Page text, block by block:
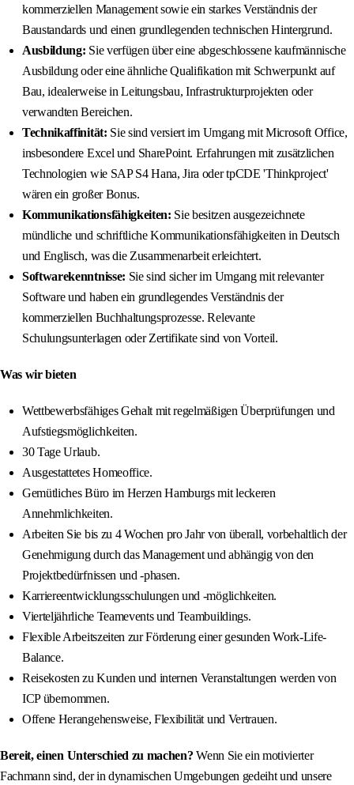
kommerziellen Management sowie ein starkes Verständnis der
Baustandards und einen grundlegenden technischen Hintergrund.
Ausbildung: Sie verfügen über eine abgeschlossene kaufmännische
Ausbildung oder eine ähnliche Qualifikation mit Schwerpunkt auf
Bau, idealerweise in Leitungsbau, Infrastrukturprojekten oder
verwandten Bereichen.
Technikaffinität: Sie sind versiert im Umgang mit Microsoft Office,
insbesondere Excel und SharePoint. Erfahrungen mit zusätzlichen
Technologien wie SAP S4 Hana, Jira oder tpCDE 'Thinkproject'
wären ein großer Bonus.
Kommunikationsfähigkeiten: Sie besitzen ausgezeichnete
mündliche und schriftliche Kommunikationsfähigkeiten in Deutsch
und Englisch, was die Zusammenarbeit erleichtert.
Softwarekenntnisse: Sie sind sicher im Umgang mit relevanter
Software und haben ein grundlegendes Verständnis der
kommerziellen Buchhaltungsprozesse. Relevante
Schulungsunterlagen oder Zertifikate sind von Vorteil.
Was wir bieten
Wettbewerbsfähiges Gehalt mit regelmäßigen Überprüfungen und
Aufstiegsmöglichkeiten.
30 Tage Urlaub.
Ausgestattetes Homeoffice.
Gemütliches Büro im Herzen Hamburgs mit leckeren
Annehmlichkeiten.
Arbeiten Sie bis zu 4 Wochen pro Jahr von überall, vorbehaltlich der
Genehmigung durch das Management und abhängig von den
Projektbedürfnissen und -phasen.
Karriereentwicklungsschulungen und -möglichkeiten.
Vierteljährliche Teamevents und Teambuildings.
Flexible Arbeitszeiten zur Förderung einer gesunden Work-Life-
Balance.
Reisekosten zu Kunden und internen Veranstaltungen werden von
ICP übernommen.
Offene Herangehensweise, Flexibilität und Vertrauen.
Bereit, einen Unterschied zu machen? Wenn Sie ein motivierter
Fachmann sind, der in dynamischen Umgebungen gedeiht und unsere